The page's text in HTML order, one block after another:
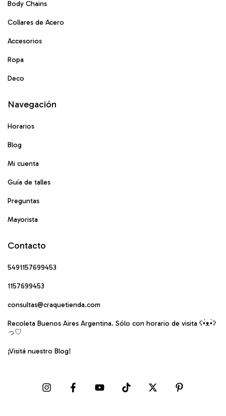
Body Chains
Collares de Acero
Accesorios
Ropa
Deco
Navegación
Horarios
Blog
Mi cuenta
Guía de talles
Preguntas
Mayorista
Contacto
5491157699453
1157699453
consultas@craquetienda.com
Recoleta Buenos Aires Argentina. Sólo con horario de visita ʕ•́ᴥ•̀ʔ
っ♡
¡Visitá nuestro Blog!